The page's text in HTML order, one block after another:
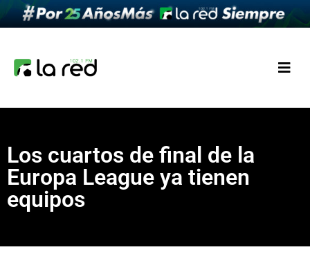
Los cuartos de final de la
Europa League ya tienen
equipos